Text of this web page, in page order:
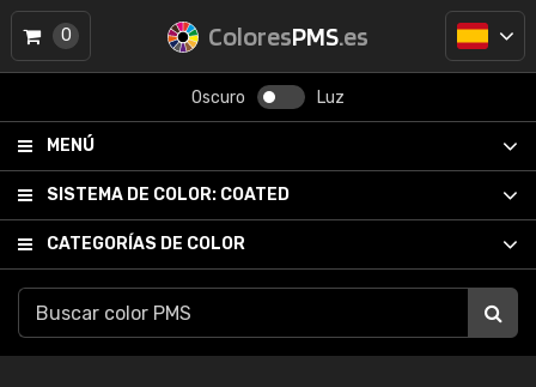
ColoresPMS.es
Oscuro Luz
MENÚ
SISTEMA DE COLOR: COATED
CATEGORÍAS DE COLOR
0